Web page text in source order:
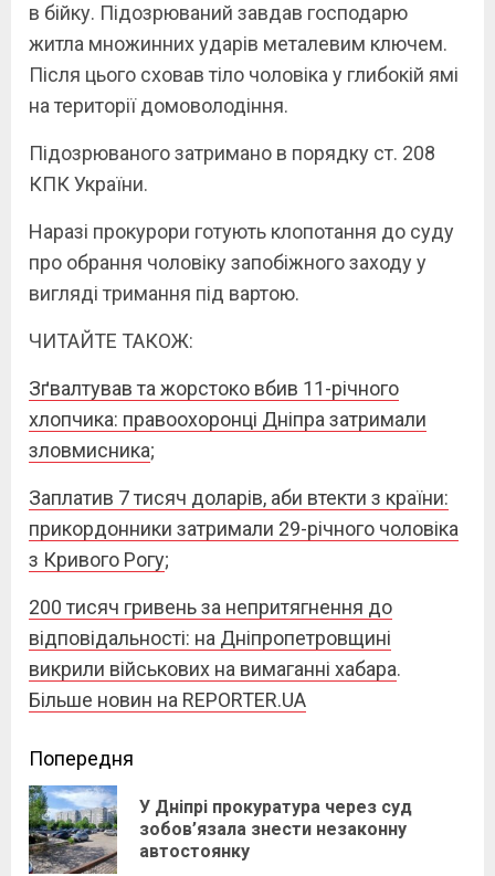
в бійку. Підозрюваний завдав господарю
житла множинних ударів металевим ключем.
Після цього сховав тіло чоловіка у глибокій ямі
на території домоволодіння.
Підозрюваного затримано в порядку ст. 208
КПК України.
Наразі прокурори готують клопотання до суду
про обрання чоловіку запобіжного заходу у
вигляді тримання під вартою.
ЧИТАЙТЕ ТАКОЖ:
Зґвалтував та жорстоко вбив 11-річного
хлопчика: правоохоронці Дніпра затримали
зловмисника;
Заплатив 7 тисяч доларів, аби втекти з країни:
прикордонники затримали 29-річного чоловіка
з Кривого Рогу;
200 тисяч гривень за непритягнення до
відповідальності: на Дніпропетровщині
викрили військових на вимаганні хабара.
Більше новин на REPORTER.UA
Continue
Reading
Попередня
У Дніпрі прокуратура через суд
зобов’язала знести незаконну
автостоянку